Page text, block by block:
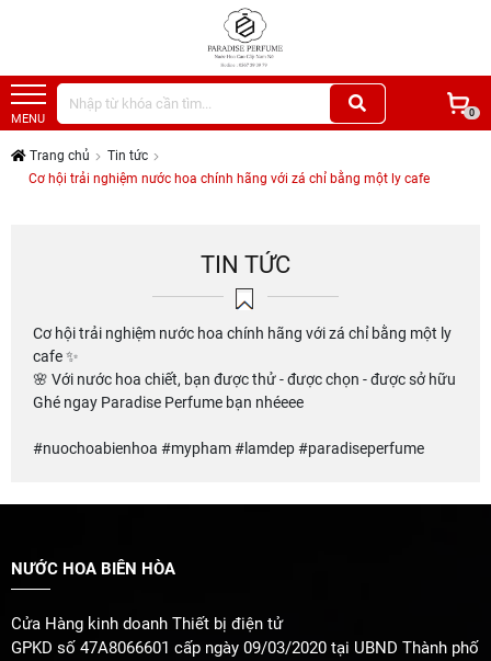
MENU 0
Trang chủ
Tin tức
Cơ hội trải nghiệm nước hoa chính hãng với zá chỉ bằng một ly cafe
TIN TỨC
Cơ hội trải nghiệm nước hoa chính hãng với zá chỉ bằng một ly
cafe ✨
🌸 Với nước hoa chiết, bạn được thử - được chọn - được sở hữu
Ghé ngay Paradise Perfume bạn nhéeee
#nuochoabienhoa #mypham #lamdep #paradiseperfume
NƯỚC HOA BIÊN HÒA
Cửa Hàng kinh doanh Thiết bị điện tử
GPKD số 47A8066601 cấp ngày 09/03/2020 tại UBND Thành phố